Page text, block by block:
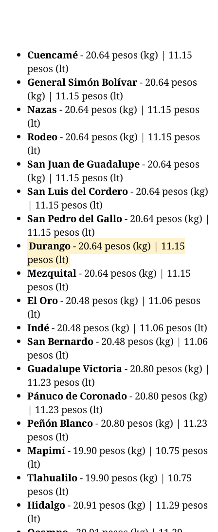
Cuencamé- 20.64 pesos (kg) | 11.15
pesos (lt)
General Simón Bolívar- 20.64 pesos
(kg) | 11.15 pesos (lt)
Nazas - 20.64 pesos (kg) | 11.15 pesos
(lt)
Rodeo- 20.64 pesos (kg) | 11.15 pesos
(lt)
San Juan de Guadalupe- 20.64 pesos
(kg) | 11.15 pesos (lt)
San Luis del Cordero- 20.64 pesos (kg)
| 11.15 pesos (lt)
San Pedro del Gallo- 20.64 pesos (kg) |
11.15 pesos (lt)
Durango- 20.64 pesos (kg) | 11.15
pesos (lt)
Mezquital- 20.64 pesos (kg) | 11.15
pesos (lt)
El Oro- 20.48 pesos (kg) | 11.06 pesos
(lt)
Indé- 20.48 pesos (kg) | 11.06 pesos (lt)
San Bernardo- 20.48 pesos (kg) | 11.06
pesos (lt)
Guadalupe Victoria- 20.80 pesos (kg) |
11.23 pesos (lt)
Pánuco de Coronado- 20.80 pesos (kg)
| 11.23 pesos (lt)
Peñón Blanco- 20.80 pesos (kg) | 11.23
pesos (lt)
Mapimí- 19.90 pesos (kg) | 10.75 pesos
(lt)
Tlahualilo- 19.90 pesos (kg) | 10.75
pesos (lt)
Hidalgo- 20.91 pesos (kg) | 11.29 pesos
(lt)